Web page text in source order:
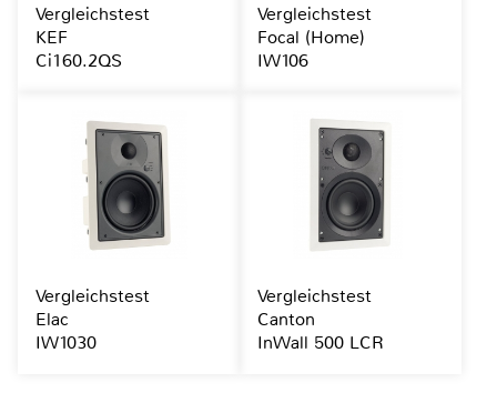
Vergleichstest
KEF
Ci160.2QS
Vergleichstest
Focal (Home)
IW106
Vergleichstest
Elac
IW1030
Vergleichstest
Canton
InWall 500 LCR